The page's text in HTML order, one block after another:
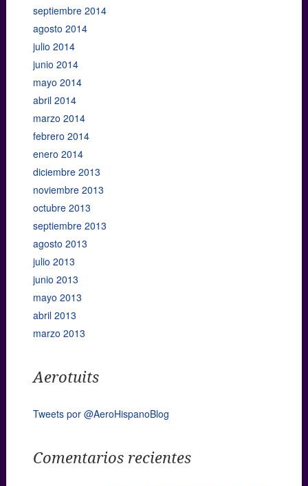
septiembre 2014
agosto 2014
julio 2014
junio 2014
mayo 2014
abril 2014
marzo 2014
febrero 2014
enero 2014
diciembre 2013
noviembre 2013
octubre 2013
septiembre 2013
agosto 2013
julio 2013
junio 2013
mayo 2013
abril 2013
marzo 2013
Aerotuits
Tweets por @AeroHispanoBlog
Comentarios recientes